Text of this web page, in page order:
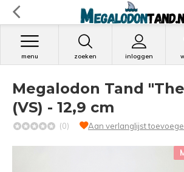
zoeken inloggen
menu
Megalodon Tand
(VS) - 12,9 cm
(0) Aan verlanglijst